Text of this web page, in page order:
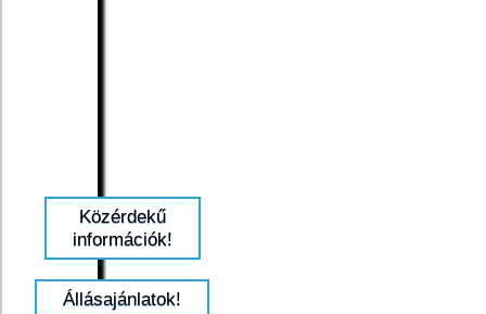
Közérdekű
információk!
Állásajánlatok!